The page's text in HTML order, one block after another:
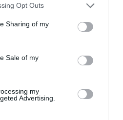
app uses one or more Google
behaviour. You may click to
and its third-party tags to
purposes in below Google
Opt Outs
Sharing of my
Sale of my
my
Advertising.
arbitrale bloccare
diritto o rimedio a
può inoltre procedere al
non deve consentire a